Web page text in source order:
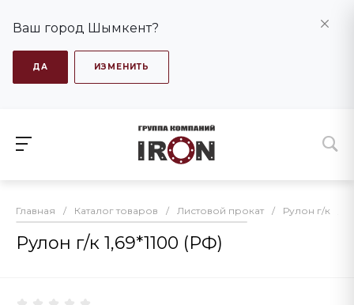
Ваш город Шымкент?
ДА ИЗМЕНИТЬ
Главная / Каталог товаров / Листовой прокат / Рулон г/к
Рулон г/к 1,69*1100 (РФ)